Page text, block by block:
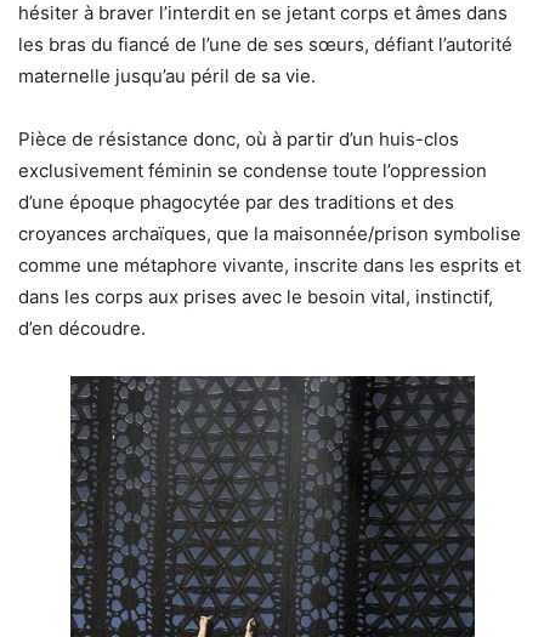
hésiter à braver l’interdit en se jetant corps et âmes dans
les bras du fiancé de l’une de ses sœurs, défiant l’autorité
maternelle jusqu’au péril de sa vie.
Pièce de résistance donc, où à partir d’un huis-clos
exclusivement féminin se condense toute l’oppression
d’une époque phagocytée par des traditions et des
croyances archaïques, que la maisonnée/prison symbolise
comme une métaphore vivante, inscrite dans les esprits et
dans les corps aux prises avec le besoin vital, instinctif,
d’en découdre.